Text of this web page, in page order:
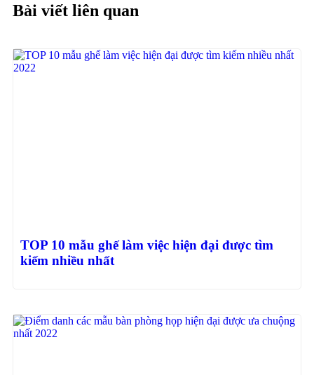
Bài viết liên quan
TOP 10 mẫu ghế làm việc hiện đại được tìm
kiếm nhiều nhất